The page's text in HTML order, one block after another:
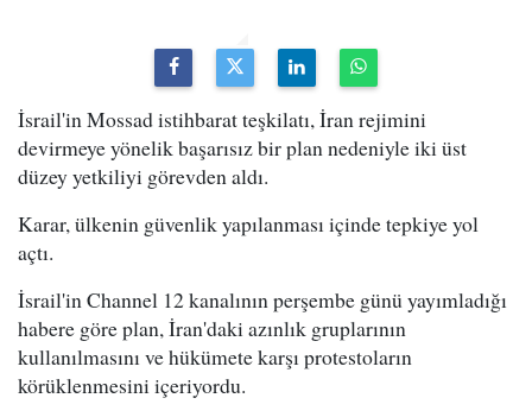
İsrail'in Mossad istihbarat teşkilatı, İran rejimini
devirmeye yönelik başarısız bir plan nedeniyle iki üst
düzey yetkiliyi görevden aldı.
Karar, ülkenin güvenlik yapılanması içinde tepkiye yol
açtı.
İsrail'in Channel 12 kanalının perşembe günü yayımladığı
habere göre plan, İran'daki azınlık gruplarının
kullanılmasını ve hükümete karşı protestoların
körüklenmesini içeriyordu.